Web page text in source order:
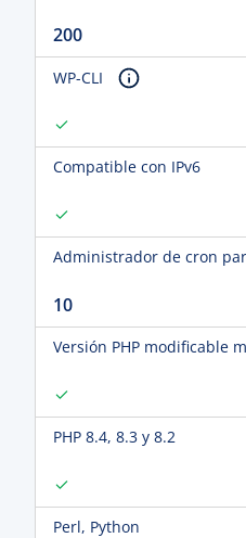
200
WP-CLI
Compatible con IPv6
Administrador de cron
10
Versión PHP modificable
PHP 8.4, 8.3 y 8.2
Perl, Python